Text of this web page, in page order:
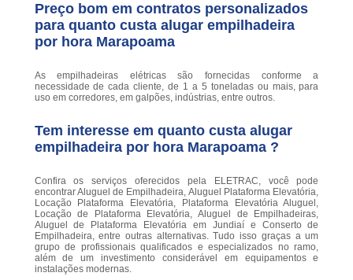
Preço bom em contratos personalizados
para quanto custa alugar empilhadeira
por hora Marapoama
As empilhadeiras elétricas são fornecidas conforme a
necessidade de cada cliente, de 1 a 5 toneladas ou mais, para
uso em corredores, em galpões, indústrias, entre outros.
Tem interesse em quanto custa alugar
empilhadeira por hora Marapoama ?
Confira os serviços oferecidos pela ELETRAC, você pode
encontrar Aluguel de Empilhadeira, Aluguel Plataforma Elevatória,
Locação Plataforma Elevatória, Plataforma Elevatória Aluguel,
Locação de Plataforma Elevatória, Aluguel de Empilhadeiras,
Aluguel de Plataforma Elevatória em Jundiaí e Conserto de
Empilhadeira, entre outras alternativas. Tudo isso graças a um
grupo de profissionais qualificados e especializados no ramo,
além de um investimento considerável em equipamentos e
instalações modernas.